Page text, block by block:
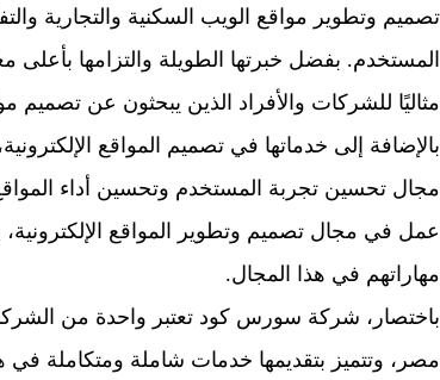
تصميم وتطوير مواقع الويب السكنية والتجارية
المستخدم. بفضل خبرتها الطويلة والتزامها بأعلى
مثاليًا للشركات والأفراد الذين يبحثون عن تصميم
بالإضافة إلى خدماتها في تصميم المواقع
مجال تحسين تجربة المستخدم وتحسين أداء
عمل في مجال تصميم وتطوير المواقع
مهاراتهم في هذا المجال.
باختصار، شركة سورس كود تعتبر واحدة من
مصر، وتتميز بتقديمها خدمات شاملة ومتكاملة في